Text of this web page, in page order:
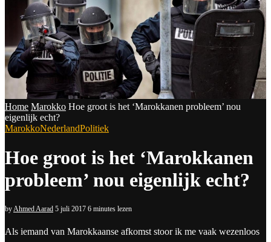
Home Marokko Hoe groot is het ‘Marokkanen probleem’ nou
eigenlijk echt?
MarokkoNederlandPolitiek
Hoe groot is het ‘Marokkanen
probleem’ nou eigenlijk echt?
byAhmed Aarad 5 juli 2017 6 minutes lezen
Als iemand van Marokkaanse afkomst stoor ik me vaak wezenloos